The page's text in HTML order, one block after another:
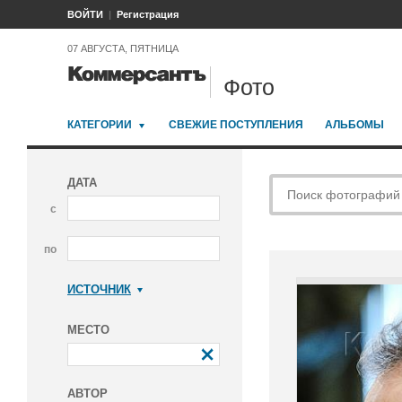
ВОЙТИ Регистрация
07 АВГУСТА, ПЯТНИЦА
Фото
КАТЕГОРИИ СВЕЖИЕ ПОСТУПЛЕНИЯ АЛЬБОМЫ
ДАТА
с
по
ИСТОЧНИК
МЕСТО
АВТОР